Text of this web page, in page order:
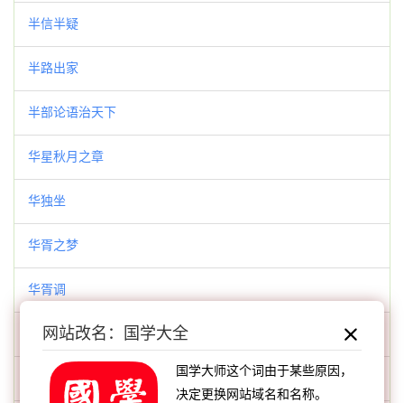
半信半疑
半路出家
半部论语治天下
华星秋月之章
华独坐
华胥之梦
华胥调
华菅茅束
卓然不群
网站改名：国学大全
国学大师这个词由于某些原因，
决定更换网站域名和名称。